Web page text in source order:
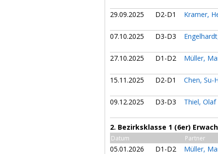
29.09.2025 D2-D1 Kramer,
07.10.2025 D3-D3
27.10.2025 D1-D2 Müller,
15.11.2025 D2-D1 Chen, Su-
09.12.2025 D3-D3 Thiel, Olaf
2. Bezirksklasse 1 (6er)
Datum Partner
05.01.2026 D1-D2 Müller,